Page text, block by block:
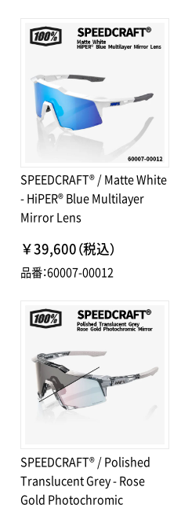
SPEEDCRAFT® / Matte White
- HiPER® Blue Multilayer
Mirror Lens
￥39,600（税込）
品番：60007-00012
SPEEDCRAFT® / Polished
Translucent Grey - Rose
Gold Photochromic